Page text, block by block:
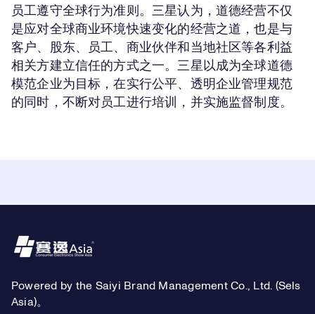
员工遵守全球行为准则。三星认为，道德经营不仅
是应对全球商业环境快速变化的经营之道，也是与
客户、股东、员工、商业伙伴和当地社区等各利益
相关方建立信任的方式之一。三星以成为全球道德
模范企业为目标，在实行公平、透明企业管理规范
的同时，不断对员工进行培训，并实施监督制度。
Footer
Powered by the Saiyi Brand Management Co., Ltd. (Sels
Asia)。